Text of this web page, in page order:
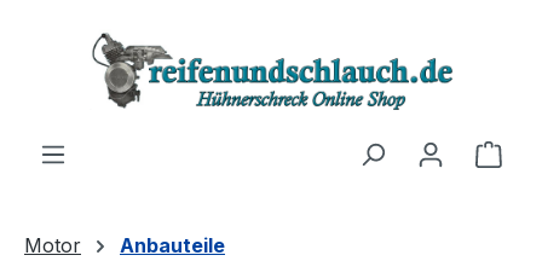
Zum Hauptinhalt springen
Motor Anbauteile